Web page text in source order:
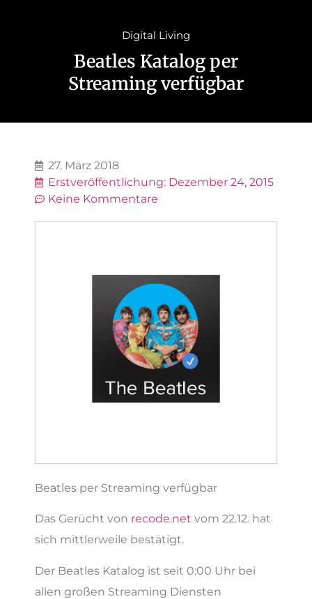
Digital Living
Beatles Katalog per
Streaming verfügbar
27. März 2018
Erstveröffentlichung: Dezember 24, 2015
Keine Kommentare
Beatles per Streaming verfügbar
Das Gerücht von recode.net vom 22.12. hat
sich mittlerweile bestätigt.
Der Beatles Katalog ist seit 0:00 Uhr bei
allen großen Streaming Diensten